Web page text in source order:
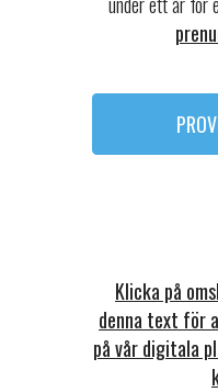
Klicka på
denna text för
på vår digitala